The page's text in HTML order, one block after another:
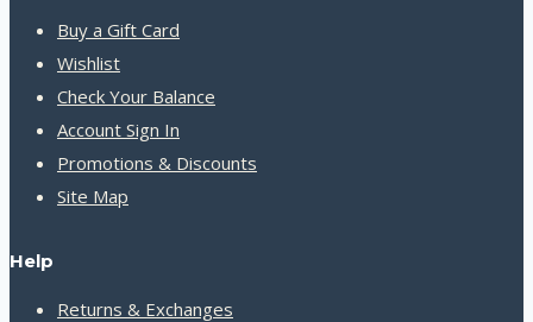
Buy a Gift Card
Wishlist
Check Your Balance
Account Sign In
Promotions & Discounts
Site Map
Help
Returns & Exchanges